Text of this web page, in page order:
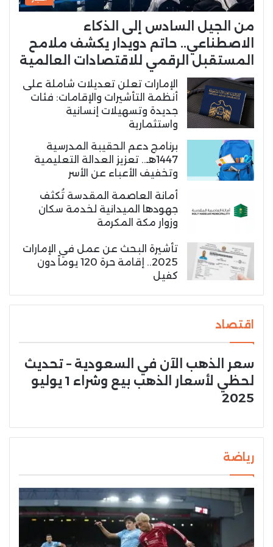
من الجيل السادس إلى الذكاء
الاصطناعي.. حاتم دويدار يكشف ملامح
المستقبل الرقمي للاقتصادات العالمية
الإمارات تعلن تعديلات شاملة على
أنظمة التأشيرات والإقامات: فئات
جديدة وتسهيلات إنسانية
واستثمارية
برنامج دعم الحقيبة المدرسية
1447هـ.. تعزيز العدالة التعليمية
وتخفيف الأعباء عن الأسر
أمانة العاصمة المقدسة تُكثف
جهودها الميدانية لخدمة سكان
وزوار مكة المكرمة
تأشيرة البحث عن عمل في الإمارات
2025.. إقامة حرة 120 يوماً دون
كفيل
اقتصاد
سعر الذهب الآن في السعودية – تحديث
لحظي لأسعار الذهب بيع وشراء 1 يوليو
2025
رياضة